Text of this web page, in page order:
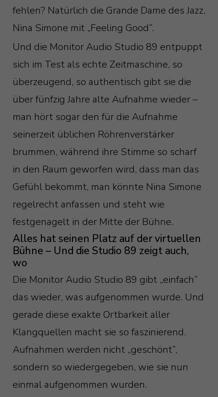
fehlen? Natürlich die Grande Dame des Jazz,
Nina Simone mit „Feeling Good“.
Und die Monitor Audio Studio 89 entpuppt
sich im Test als echte Zeitmaschine, so
überzeugend, so authentisch gibt sie die
über fünfzig Jahre alte Aufnahme wieder –
man hört sogar den für die Aufnahme
seinerzeit üblichen Röhrenverstärker
brummen, während ihre Stimme so scharf
in den Raum geworfen wird, dass man das
Gefühl bekommt, man könnte Nina Simone
regelrecht anfassen und steht wie
festgenagelt in der Mitte der Bühne.
Alles hat seinen Platz auf der virtuellen
Bühne – Und die Studio 89 zeigt auch,
wo
Die Monitor Audio Studio 89 gibt „einfach“
das wieder, was aufgenommen wurde. Und
gerade diese exakte Ortbarkeit aller
Klangquellen macht sie so faszinierend.
Aufnahmen werden nicht „geschönt“,
sondern so wiedergegeben, wie sie nun
einmal aufgenommen wurden.